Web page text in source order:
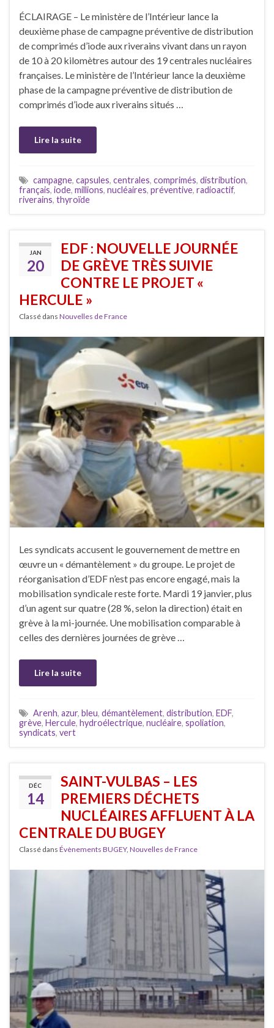
ÉCLAIRAGE – Le ministère de l’Intérieur lance la
deuxième phase de campagne préventive de distribution
de comprimés d’iode aux riverains vivant dans un rayon
de 10 à 20 kilomètres autour des 19 centrales nucléaires
françaises. Le ministère de l’Intérieur lance la deuxième
phase de la campagne préventive de distribution de
comprimés d’iode aux riverains situés …
Lire la suite
campagne, capsules, centrales, comprimés, distribution,
français, iode, millions, nucléaires, préventive, radioactif,
riverains, thyroïde
JAN
20
EDF : NOUVELLE JOURNÉE
DE GRÈVE TRÈS SUIVIE
CONTRE LE PROJET «
HERCULE »
Classé dans Nouvelles de France
Les syndicats accusent le gouvernement de mettre en
œuvre un « démantèlement » du groupe. Le projet de
réorganisation d’EDF n’est pas encore engagé, mais la
mobilisation syndicale reste forte. Mardi 19 janvier, plus
d’un agent sur quatre (28 %, selon la direction) était en
grève à la mi-journée. Une mobilisation comparable à
celles des dernières journées de grève …
Lire la suite
Arenh, azur, bleu, démantèlement, distribution, EDF,
grève, Hercule, hydroélectrique, nucléaire, spoliation,
syndicats, vert
DÉC
14
SAINT-VULBAS – LES
PREMIERS DÉCHETS
NUCLÉAIRES AFFLUENT À LA
CENTRALE DU BUGEY
Classé dans Évènements BUGEY, Nouvelles de France